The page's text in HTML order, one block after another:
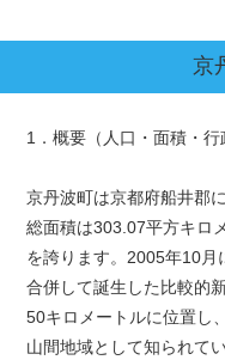
京
1．概要（人口・面積・行
京丹波町は京都府船井郡
総面積は303.07平方キロ
を誇ります。2005年10
合併して誕生した比較的
50キロメートルに位置し
山間地域として知られて